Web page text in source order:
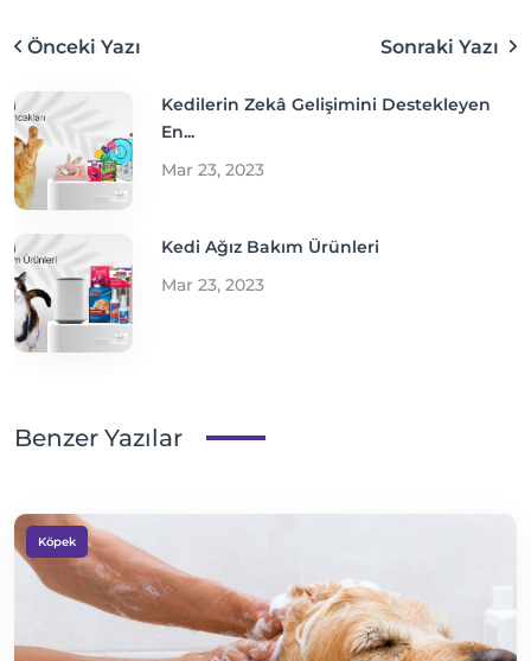
Önceki Yazı Sonraki Yazı
Kedilerin Zekâ Gelişimini Destekleyen
En...
Mar 23, 2023
Kedi Ağız Bakım Ürünleri
Mar 23, 2023
Benzer Yazılar
Köpek